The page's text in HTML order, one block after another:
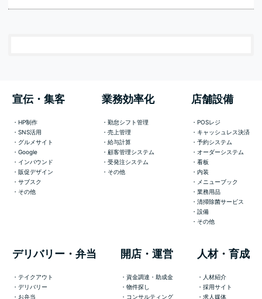
宣伝・集客
HP制作
SNS活用
グルメサイト
Google
インバウンド
販促デザイン
サブスク
その他
業務効率化
勤怠シフト管理
売上管理
給与計算
顧客管理システム
受発注システム
その他
店舗設備
POSレジ
キャッシュレス決済
予約システム
オーダーシステム
看板
内装
メニューブック
業務用品
清掃除菌サービス
設備
その他
デリバリー・弁当
テイクアウト
デリバリー
お弁当
開店・運営
資金調達・助成金
物件探し
コンサルティング
人材・育成
人材紹介
採用サイト
求人媒体